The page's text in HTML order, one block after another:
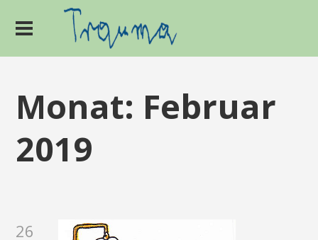
Monat: Februar
2019
26